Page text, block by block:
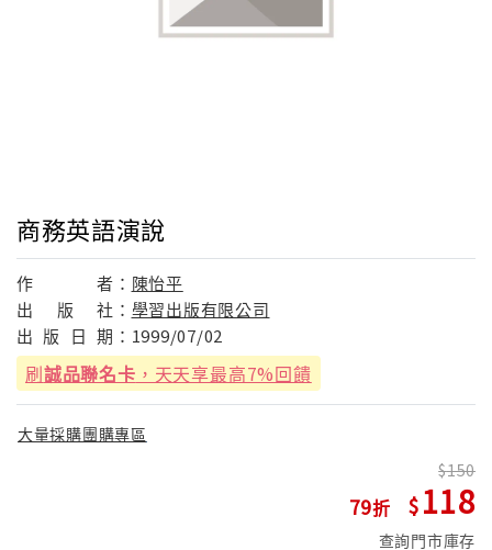
商務英語演說
作 者： 陳怡平
出
版 社： 學習出版有限公司
出 版 日 期： 1999/07/02
刷誠品聯名卡 ，天天享最高7%回饋
大量採購團購專區
79
150
118
查詢門市庫存